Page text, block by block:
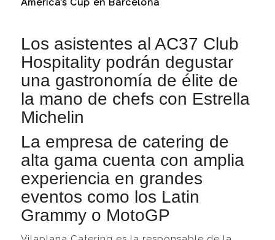
America’s Cup en Barcelona
Los asistentes al AC37 Club
Hospitality podrán degustar
una gastronomía de élite de
la mano de chefs con Estrella
Michelin
La empresa de catering de
alta gama cuenta con amplia
experiencia en grandes
eventos como los Latin
Grammy o MotoGP